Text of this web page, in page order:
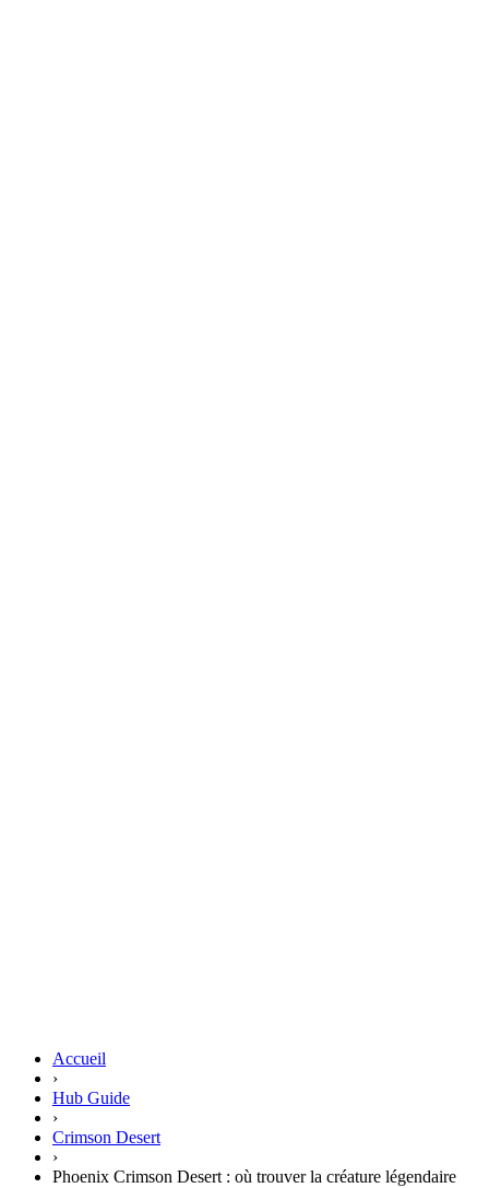
Accueil
›
Hub Guide
›
Crimson Desert
›
Phoenix Crimson Desert : où trouver la créature légendaire